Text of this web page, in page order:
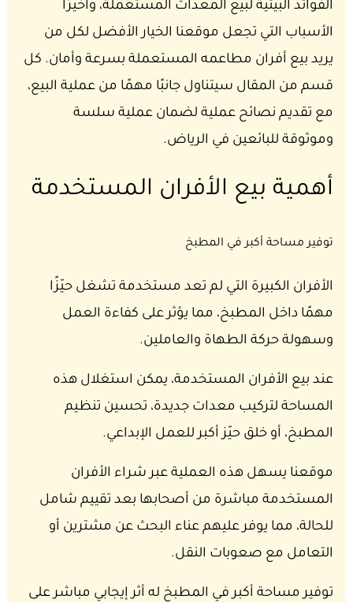
الفوائد البيئية لبيع المعدات المستعملة، وأخيرًا
الأسباب التي تجعل موقعنا الخيار الأفضل لكل من
يريد بيع أفران مطاعمه المستعملة بسرعة وأمان. كل
قسم من المقال سيتناول جانبًا مهمًا من عملية البيع،
مع تقديم نصائح عملية لضمان عملية سلسة
وموثوقة للبائعين في الرياض.
أهمية بيع الأفران المستخدمة
توفير مساحة أكبر في المطبخ
الأفران الكبيرة التي لم تعد مستخدمة تشغل حيّزًا
مهمًا داخل المطبخ، مما يؤثر على كفاءة العمل
وسهولة حركة الطهاة والعاملين.
عند بيع الأفران المستخدمة، يمكن استغلال هذه
المساحة لتركيب معدات جديدة، تحسين تنظيم
المطبخ، أو خلق حيّز أكبر للعمل الإبداعي.
موقعنا يسهل هذه العملية عبر شراء الأفران
المستخدمة مباشرة من أصحابها بعد تقييم شامل
للحالة، مما يوفر عليهم عناء البحث عن مشترين أو
التعامل مع صعوبات النقل.
توفير مساحة أكبر في المطبخ له أثر إيجابي مباشر على